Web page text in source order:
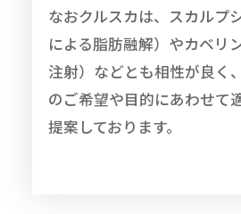
なおクルスカは、スカルプ
による脂肪融解）やカベリ
注射）などとも相性が良く
のご希望や目的にあわせて
提案しております。